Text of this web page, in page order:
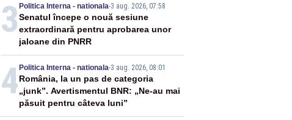
3 Politica Interna - nationala-3 aug. 2026, 07:58
Senatul începe o nouă sesiune
extraordinară pentru aprobarea unor
jaloane din PNRR
4 Politica Interna - nationala-3 aug. 2026, 08:01
România, la un pas de categoria
„junk”. Avertismentul BNR: „Ne-au mai
păsuit pentru câteva luni”